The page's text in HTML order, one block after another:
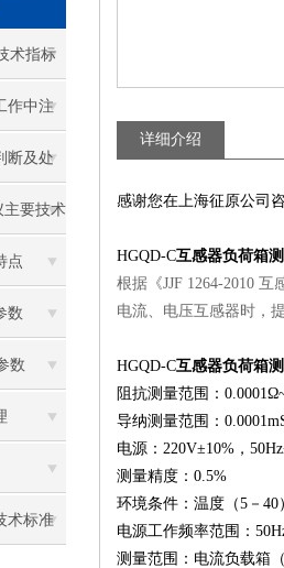
术指标
作中注
断及处
主要技术
点
数
数
术标准
详细介绍
感谢您在上海征原公司
HGQD-C互感器负荷箱
根据《JJF 1264-2010
电流、电压互感器时，
HGQD-C互感器负荷箱
阻抗测量范围：
导纳测量范围：
电源：220V±10%，
测量精度：0.5%
环境条件：温度（5－40
电源工作频率范围：
测量范围：电流负载箱